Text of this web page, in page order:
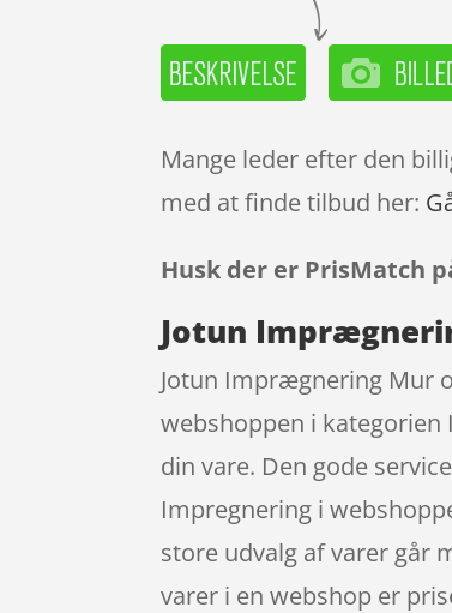
Mange leder efter den
med at finde tilbud her:
Husk der er PrisMatch
Jotun
Jotun Imprægnering Mur
webshoppen i
din vare. Den gode
Impregnering i
store udvalg af varer går
varer i en webshop er